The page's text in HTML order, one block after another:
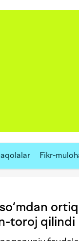
Fikr-
toroj qilindi